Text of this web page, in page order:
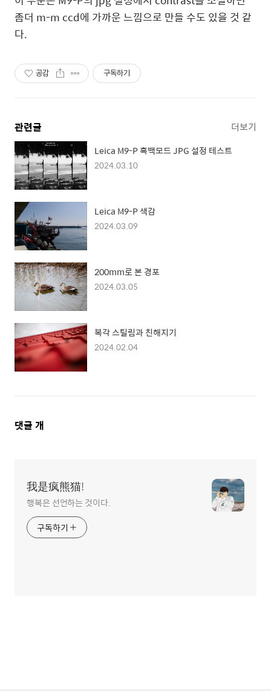
좀더 m-m ccd에 가까운 느낌으로 만들 수도 있을 것 같
다.
공감 구독하기
관련글 더보기
Leica M9-P 흑백모드 JPG 설정 테스트
2024.03.10
Leica M9-P 색감
2024.03.09
200mm로 본 경포
2024.03.05
복각 스틸림과 친해지기
2024.02.04
댓
댓글 개
我是疯熊猫!
행복은 선언하는 것이다.
구독하기